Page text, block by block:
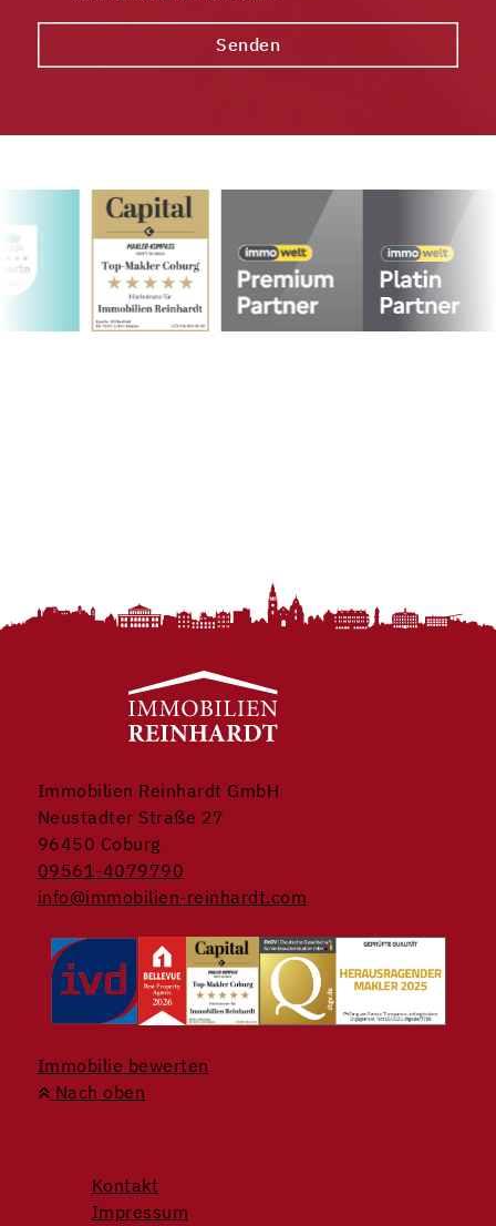
Senden
Immobilien Reinhardt GmbH
Neustadter Straße 27
96450 Coburg
09561-4079790
info@immobilien-reinhardt.com
Nach oben
Immobilie bewerten
Kontakt
Impressum